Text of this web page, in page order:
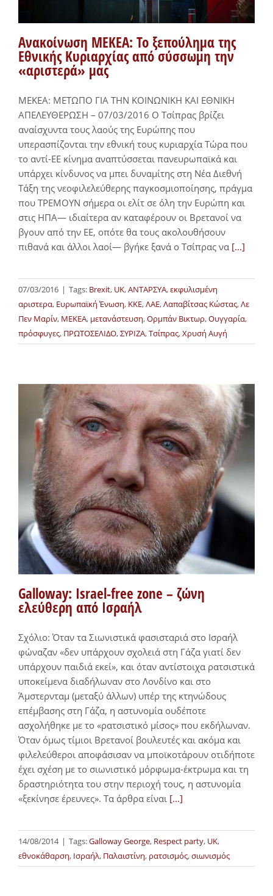
Ανακοίνωση ΜΕΚΕΑ: Το ξεπούλημα της
Εθνικής Κυριαρχίας από σύσσωμη την
«αριστερά» μας
ΜΕΚΕΑ: ΜΕΤΩΠΟ ΓΙΑ ΤΗΝ ΚΟΙΝΩΝΙΚΗ ΚΑΙ ΕΘΝΙΚΗ
ΑΠΕΛΕΥΘΕΡΩΣΗ – 07/03/2016 Ο Τσίπρας βρίζει
αναίσχυντα τους λαούς της Ευρώπης που
υπερασπίζονται την εθνική τους κυριαρχία Τώρα που
το αντί-ΕΕ κίνημα αναπτύσσεται πανευρωπαϊκά και
υπάρχει κίνδυνος να μπει δυναμίτης στη Νέα Διεθνή
Τάξη της νεοφιλελεύθερης παγκοσμιοποίησης, πράγμα
που ΤΡΕΜΟΥΝ σήμερα οι ελίτ σε όλη την Ευρώπη και
στις ΗΠΑ— ιδιαίτερα αν καταφέρουν οι Βρετανοί να
βγουν από την ΕΕ, οπότε θα τους ακολουθήσουν
πιθανά και άλλοι λαοί— βγήκε ξανά ο Τσίπρας να [...]
07/03/2016 | Tags: Brexit, UK,ΑΝΤΑΡΣΥΑ,εκφυλισμένη
αριστερα, Ευρωπαϊκή Ένωση, ΚΚΕ,ΛΑΕ,Λαπαβίτσας Κώστας,Λε
Πεν Μαρίν, ΜΕΚΕΑ, μετανάστευση,Ορμπάν Βικτωρ,Ουγγαρία,
πρόσφυγες, ΠΡΩΤΟΣΕΛΙΔΟ,ΣΥΡΙΖΑ,Τσίπρας,Χρυσή Αυγή
Galloway: Israel-free zone – ζώνη
ελεύθερη από Ισραήλ
Σχόλιο: Όταν τα Σιωνιστικά φασισταριά στο Ισραήλ
φώναζαν «δεν υπάρχουν σχολειά στη Γάζα γιατί δεν
υπάρχουν παιδιά εκεί», και όταν αντίστοιχα ρατσιστικά
υποκείμενα διαδήλωναν στο Λονδίνο και στο
Άμστερνταμ (μεταξύ άλλων) υπέρ της κτηνώδους
επέμβασης στη Γάζα, η αστυνομία ουδέποτε
ασχολήθηκε με το «ρατσιστικό μίσος» που εκδήλωναν.
Όταν όμως τίμιοι Βρετανοί βουλευτές και ακόμα και
φιλελεύθεροι αποφάσισαν να μποϊκοτάρουν οτιδήποτε
έχει σχέση με το σιωνιστικό μόρφωμα-έκτρωμα και τη
δραστηριότητα του στην περιοχή τους, η αστυνομία
«ξεκίνησε έρευνες». Τα άρθρα είναι [...]
14/08/2014 | Tags:Galloway George, Respect party, UK,
εθνοκάθαρση, Ισραήλ, Παλαιστίνη, ρατσισμός,σιωνισμός